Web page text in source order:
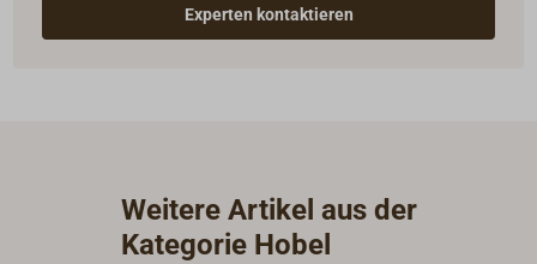
Experten kontaktieren
Weitere Artikel aus der
Kategorie Hobel